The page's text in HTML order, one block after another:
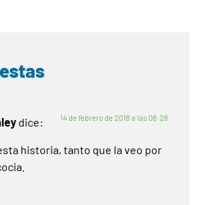
dice: 14 de febrero de 2018 a las 08:28
historia, tanto que la veo por